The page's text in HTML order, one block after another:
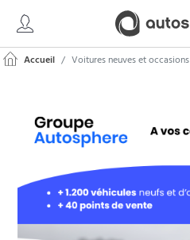
Accueil Voitures neuves et occasions